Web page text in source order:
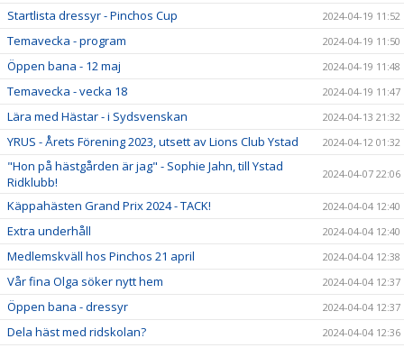
Startlista dressyr - Pinchos Cup 2024-04-19 11:52
Temavecka - program 2024-04-19 11:50
Öppen bana - 12 maj 2024-04-19 11:48
Temavecka - vecka 18 2024-04-19 11:47
Lära med Hästar - i Sydsvenskan 2024-04-13 21:32
YRUS - Årets Förening 2023, utsett av Lions Club Ystad 2024-04-12 01:32
"Hon på hästgården är jag" - Sophie Jahn, till Ystad
Ridklubb!
2024-04-07 22:06
Käppahästen Grand Prix 2024 - TACK! 2024-04-04 12:40
Extra underhåll 2024-04-04 12:40
Medlemskväll hos Pinchos 21 april 2024-04-04 12:38
Vår fina Olga söker nytt hem 2024-04-04 12:37
Öppen bana - dressyr 2024-04-04 12:37
Dela häst med ridskolan? 2024-04-04 12:36